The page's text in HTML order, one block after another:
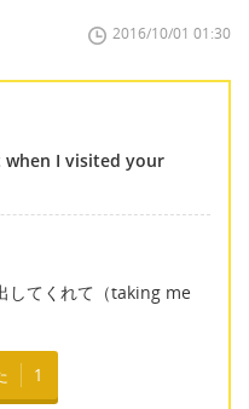
2016/10/01 01:30
I visited your
してくれて（taking me
1